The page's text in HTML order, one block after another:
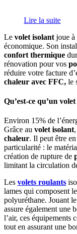
Lire la suite
Le volet isolant joue à
économique. Son
confort thermique
rénovation pour vos
réduire votre facture
chaleur avec FFC, le
Qu’est-ce qu’un
Environ 15% de
Grâce au volet isolant
chaleur. Il peut être
particularité : le
création de rupture de
limitant la circulation
Les volets roulants
lames qui composent
polyuréthane. Jouant
assure également une
l’air, ces équipements
tout en assurant une